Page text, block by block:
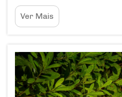
importante. Uma boa
utilizar luzes solares de
Essas luzes embelezam as
seguros e confortáveis
Yuan...
Ver Mais